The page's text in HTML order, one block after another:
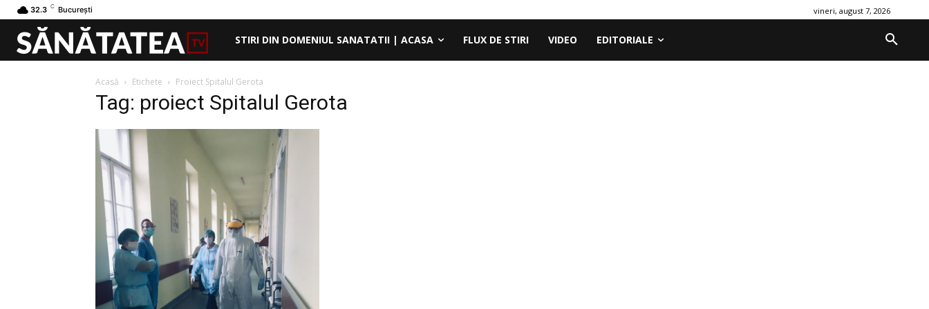
32.3 C București vineri, august 7, 2026
STIRI DIN DOMENIUL SANATATII | ACASA FLUX DE STIRI VIDEO EDITORIALE
Acasă Etichete Proiect Spitalul Gerota
Tag: proiect Spitalul Gerota